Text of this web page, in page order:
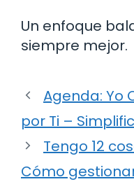
Un enfoque
siempre mejor.
Agenda: Yo
por Ti –
Tengo 12
Cómo